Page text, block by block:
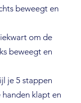
beweegt en
om de
beweegt en
je 5 stappen
klapt en